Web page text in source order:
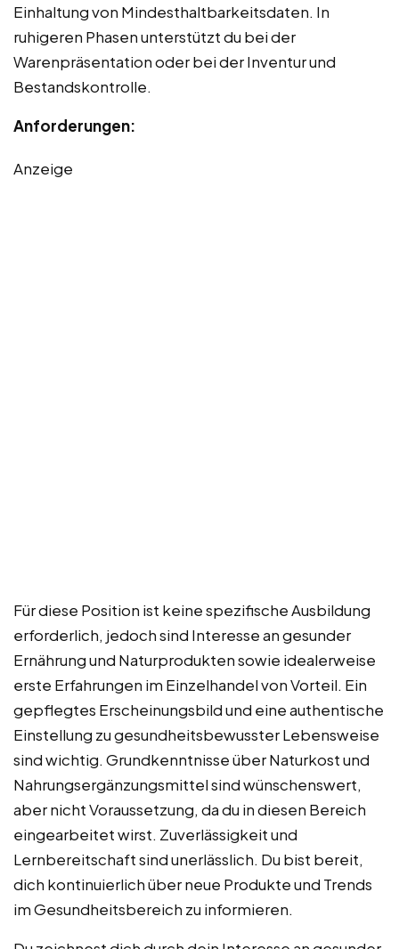
Einhaltung von Mindesthaltbarkeitsdaten. In
ruhigeren Phasen unterstützt du bei der
Warenpräsentation oder bei der Inventur und
Bestandskontrolle.
Anforderungen:
Anzeige
Für diese Position ist keine spezifische Ausbildung
erforderlich, jedoch sind Interesse an gesunder
Ernährung und Naturprodukten sowie idealerweise
erste Erfahrungen im Einzelhandel von Vorteil. Ein
gepflegtes Erscheinungsbild und eine authentische
Einstellung zu gesundheitsbewusster Lebensweise
sind wichtig. Grundkenntnisse über Naturkost und
Nahrungsergänzungsmittel sind wünschenswert,
aber nicht Voraussetzung, da du in diesen Bereich
eingearbeitet wirst. Zuverlässigkeit und
Lernbereitschaft sind unerlässlich. Du bist bereit,
dich kontinuierlich über neue Produkte und Trends
im Gesundheitsbereich zu informieren.